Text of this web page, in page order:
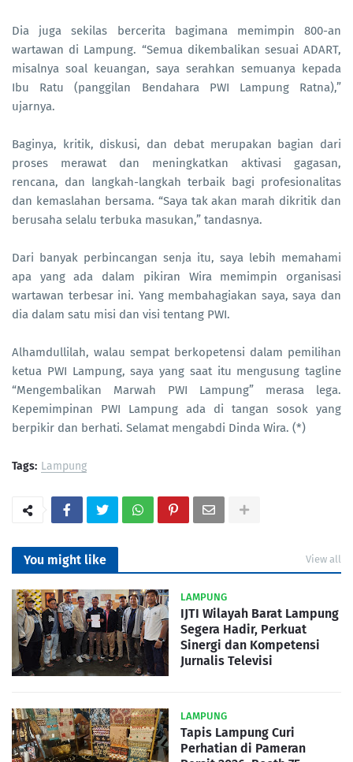
Dia juga sekilas bercerita bagimana memimpin 800-an
wartawan di Lampung. “Semua dikembalikan sesuai ADART,
misalnya soal keuangan, saya serahkan semuanya kepada
Ibu Ratu (panggilan Bendahara PWI Lampung Ratna),”
ujarnya.
Baginya, kritik, diskusi, dan debat merupakan bagian dari
proses merawat dan meningkatkan aktivasi gagasan,
rencana, dan langkah-langkah terbaik bagi profesionalitas
dan kemaslahan bersama. “Saya tak akan marah dikritik dan
berusaha selalu terbuka masukan,” tandasnya.
Dari banyak perbincangan senja itu, saya lebih memahami
apa yang ada dalam pikiran Wira memimpin organisasi
wartawan terbesar ini. Yang membahagiakan saya, saya dan
dia dalam satu misi dan visi tentang PWI.
Alhamdullilah, walau sempat berkopetensi dalam pemilihan
ketua PWI Lampung, saya yang saat itu mengusung tagline
“Mengembalikan Marwah PWI Lampung” merasa lega.
Kepemimpinan PWI Lampung ada di tangan sosok yang
berpikir dan berhati. Selamat mengabdi Dinda Wira. (*)
Tags: Lampung
You might like View all
LAMPUNG
IJTI Wilayah Barat Lampung
Segera Hadir, Perkuat
Sinergi dan Kompetensi
Jurnalis Televisi
LAMPUNG
Tapis Lampung Curi
Perhatian di Pameran